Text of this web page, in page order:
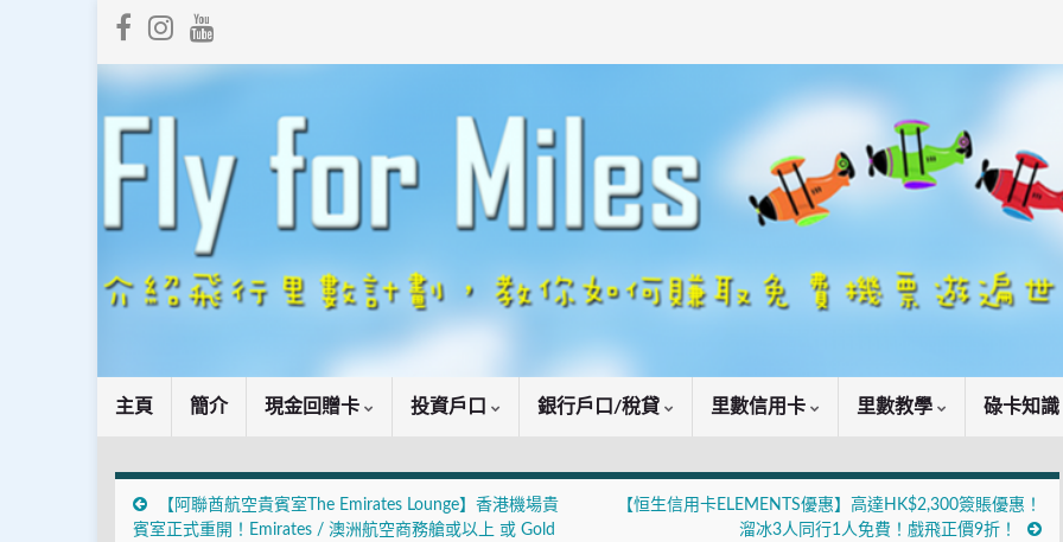
主頁 簡介 現金回贈卡 投資戶口 銀行戶口/稅貸 里數信用卡 里數教學 碌卡知識
【阿聯酋航空貴賓室The Emirates Lounge】香港機場貴
賓室正式重開！Emirates / 澳洲航空商務艙或以上 或 Gold
【恒生信用卡ELEMENTS優惠】高達HK$2,300簽賬優惠！
溜冰3人同行1人免費！戲飛正價9折！